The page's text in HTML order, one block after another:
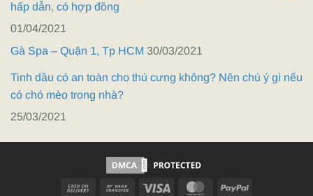
hấp dẫn, có hợp đồng
01/04/2021
Gà Spa – Quận 1, Tp HCM 30/03/2021
Tinh dầu có an toàn cho thú cưng không? Nên chú ý gì nếu
có chó mèo trong nhà?
25/03/2021
Cash Bank Visa MasterCardPayPal